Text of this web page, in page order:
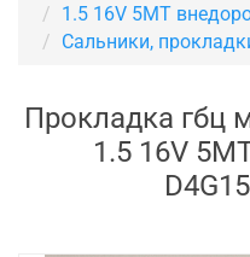
1.5 16V 5MT
Сальники,
Прокладка гбц
1.5 16V